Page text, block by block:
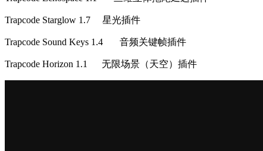
Trapcode Starglow 1.7 星光插件
Trapcode Sound Keys 1.4 音频关键帧插件
Trapcode Horizon 1.1 无限场景（天空）插件